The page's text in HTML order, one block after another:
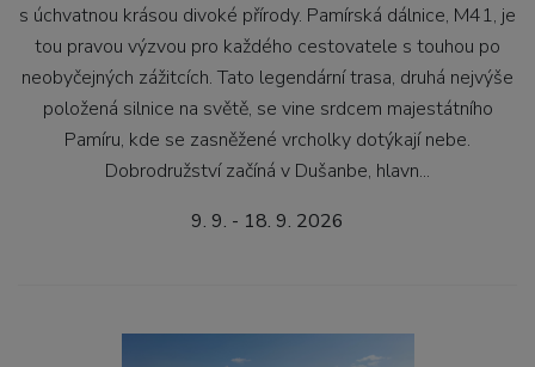
s úchvatnou krásou divoké přírody. Pamírská dálnice, M41, je
tou pravou výzvou pro každého cestovatele s touhou po
neobyčejných zážitcích. Tato legendární trasa, druhá nejvýše
položená silnice na světě, se vine srdcem majestátního
Pamíru, kde se zasněžené vrcholky dotýkají nebe.
Dobrodružství začíná v Dušanbe, hlavn...
9. 9. - 18. 9. 2026